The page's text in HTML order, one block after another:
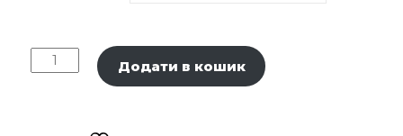
Medavita
Аромадифузор
Додати в кошик